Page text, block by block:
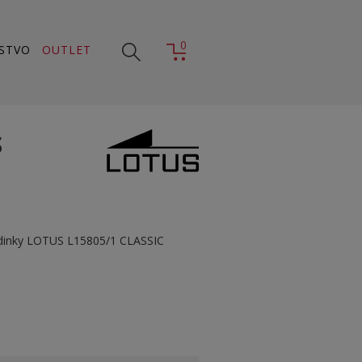
OUTLET 0
LOTUS L15805/1 CLASSIC